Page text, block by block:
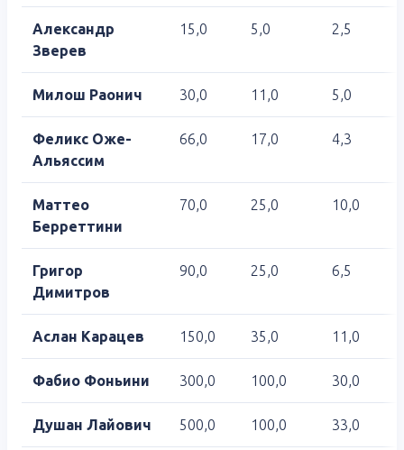
Александр
Зверев
15,0 5,0 2,5
Милош Раонич 30,0 11,0 5,0
Феликс Оже-
Альяссим
66,0 17,0 4,3
Маттео
Берреттини
70,0 25,0 10,0
Григор
Димитров
90,0 25,0 6,5
Аслан Карацев 150,0 35,0 11,0
Фабио Фоньини 300,0 100,0 30,0
Душан Лайович 500,0 100,0 33,0